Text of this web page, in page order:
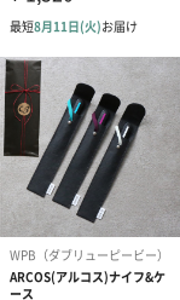
プ
味)
今治タオルケ
ンドタオル・
タオル）（
可能日が通常より